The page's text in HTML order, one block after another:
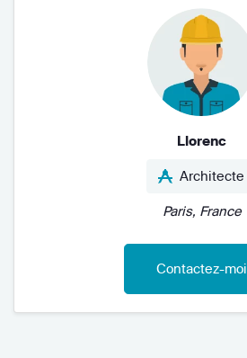
Llorenc
Architecte
Paris, France
Contactez-moi